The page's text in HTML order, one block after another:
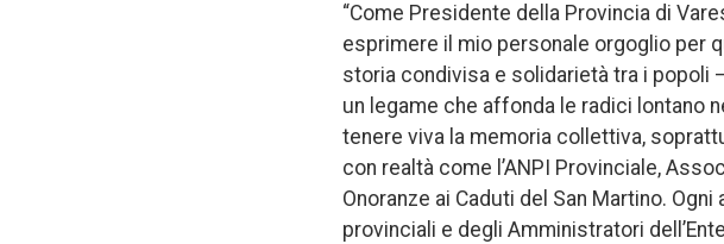
“Come Presidente della Provincia di
esprimere il mio personale orgoglio per
storia condivisa e solidarietà tra i popoli
un legame che affonda le radici lontano
tenere viva la memoria collettiva,
con realtà come l’ANPI Provinciale,
Onoranze ai Caduti del San Martino.
provinciali e degli Amministratori